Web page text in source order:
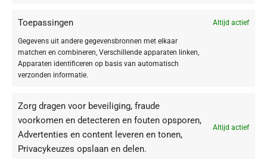
Toepassingen Altijd actief
Gegevens uit andere gegevensbronnen met elkaar
matchen en combineren, Verschillende apparaten linken,
Apparaten identificeren op basis van automatisch
verzonden informatie.
Zorg dragen voor beveiliging, fraude
voorkomen en detecteren en fouten opsporen,
Advertenties en content leveren en tonen,
Privacykeuzes opslaan en delen.
Altijd actief
grootste respect voor je huid.
Krachtige Werkstoffen voor Maximale Effectiviteit
replica van het krachtige slijm van de kegelslak en zorgt voor een
spierontspannend effect dat tot 24 uur kan aanhouden en het Botox-
effect kan verlengen.
Tetrapeptide-72:Ondersteunt de collageensynthese, verbetert de